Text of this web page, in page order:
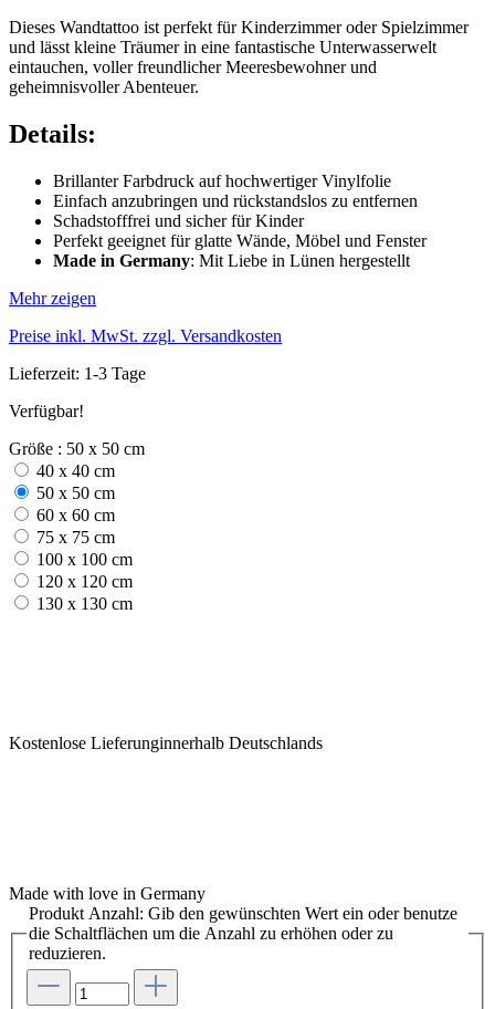
Dieses Wandtattoo ist perfekt für Kinderzimmer oder Spielzimmer
und lässt kleine Träumer in eine fantastische Unterwasserwelt
eintauchen, voller freundlicher Meeresbewohner und
geheimnisvoller Abenteuer.
Details:
Brillanter Farbdruck auf hochwertiger Vinylfolie
Einfach anzubringen und rückstandslos zu entfernen
Schadstofffrei und sicher für Kinder
Perfekt geeignet für glatte Wände, Möbel und Fenster
Made in Germany: Mit Liebe in Lünen hergestellt
Mehr zeigen
Preise inkl. MwSt. zzgl. Versandkosten
Lieferzeit: 1-3 Tage
Verfügbar!
Größe : 50 x 50 cm
40 x 40 cm
50 x 50 cm
60 x 60 cm
75 x 75 cm
100 x 100 cm
120 x 120 cm
130 x 130 cm
Kostenlose Lieferunginnerhalb Deutschlands
Made with love in Germany
Produkt Anzahl: Gib den gewünschten Wert ein oder benutze
die Schaltflächen um die Anzahl zu erhöhen oder zu
reduzieren.